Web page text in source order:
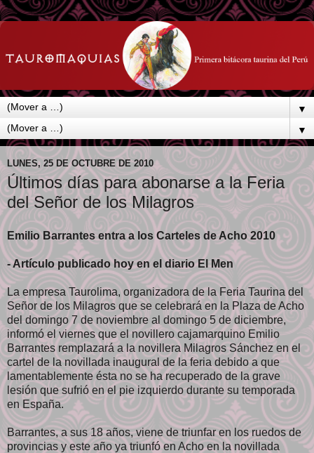
▼
▼
LUNES, 25 DE OCTUBRE DE 2010
Últimos días para abonarse a la Feria
del Señor de los Milagros
Emilio Barrantes entra a los Carteles de Acho 2010
- Artículo publicado hoy en el diario El Men
La empresa Taurolima, organizadora de la Feria Taurina del
Señor de los Milagros que se celebrará en la Plaza de Acho
del domingo 7 de noviembre al domingo 5 de diciembre,
informó el viernes que el novillero cajamarquino Emilio
Barrantes remplazará a la novillera Milagros Sánchez en el
cartel de la novillada inaugural de la feria debido a que
lamentablemente ésta no se ha recuperado de la grave
lesión que sufrió en el pie izquierdo durante su temporada
en España.
Barrantes, a sus 18 años, viene de triunfar en los ruedos de
provincias y este año ya triunfó en Acho en la novillada